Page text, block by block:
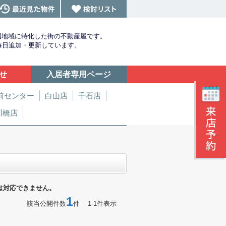
域に特化した街の不動産屋です。
追加・更新しています。
入居者専用ページ
センター 白山店
千石店
橋店
応できません。
該当公開件数1件 1-1件表示